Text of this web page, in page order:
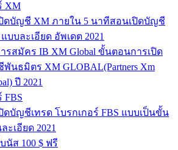
XM
ดบัญชี XM ภายใน 5 นาทีสอนเปิดบัญชี
บบละเอียด อัพเดต 2021
รสมัคร IB XM Global ขั้นตอนการเปิด
นธมิตร XM GLOBAL(Partners Xm
ปี 2021
FBS
ดบัญชีเทรด โบรกเกอร์ FBS แบบเป็นขั้น
ะเอียด 2021
นัส 100 $ ฟรี